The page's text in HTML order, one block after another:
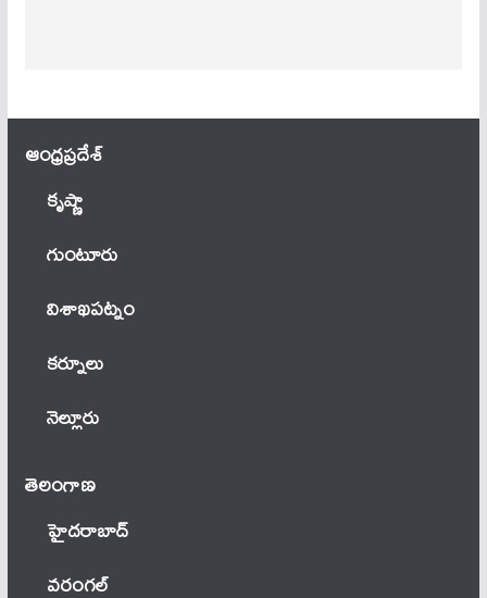
ఆంధ్ర‌ప్ర‌దేశ్
కృష్ణా
గుంటూరు
విశాఖపట్నం
కర్నూలు
నెల్లూరు
తెలంగాణ‌
హైదరాబాద్
వ‌రంగ‌ల్